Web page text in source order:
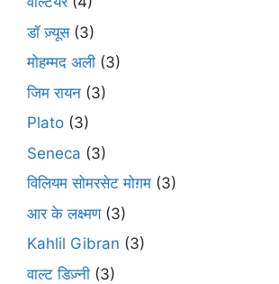
डॉ ज़्यूस(3)
मोहम्मद अली (3)
जिम रायन (3)
Plato (3)
Seneca (3)
विलियम सोमरसेट मोग़म (3)
आर के लक्ष्मण(3)
Kahlil Gibran (3)
वाल्ट डिज़्नी (3)